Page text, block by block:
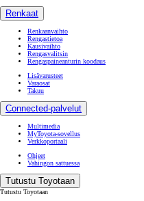
Renkaat
Renkaanvaihto
Rengastietoa
Kausivaihto
Rengasvalitsin
Rengaspaineanturin koodaus
Lisävarusteet
Varaosat
Takuu
Connected-palvelut
Multimedia
MyToyota-sovellus
Verkkoportaali
Ohjeet
Vahingon sattuessa
Tutustu Toyotaan
Tutustu Toyotaan